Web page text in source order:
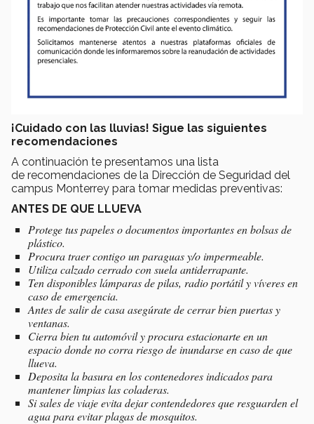
¡Cuidado con las lluvias! Sigue las siguientes
recomendaciones
A continuación te presentamos una lista
de recomendaciones de la Dirección de Seguridad del
campus Monterrey para tomar medidas preventivas:
ANTES DE QUE LLUEVA
Protege tus papeles o documentos importantes en bolsas de
plástico.
Procura traer contigo un paraguas y/o impermeable.
Utiliza calzado cerrado con suela antiderrapante.
Ten disponibles lámparas de pilas, radio portátil y víveres en
caso de emergencia.
Antes de salir de casa asegúrate de cerrar bien puertas y
ventanas.
Cierra bien tu automóvil y procura estacionarte en un
espacio donde no corra riesgo de inundarse en caso de que
llueva.
Deposita la basura en los contenedores indicados para
mantener limpias las coladeras.
Si sales de viaje evita dejar contendedores que resguarden el
agua para evitar plagas de mosquitos.